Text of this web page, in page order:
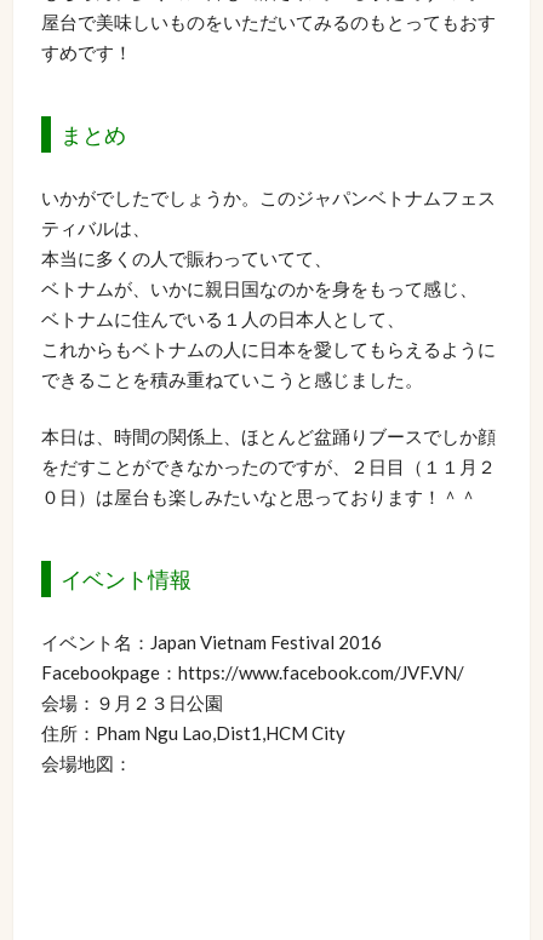
屋台で美味しいものをいただいてみるのもとってもおす
すめです！
まとめ
いかがでしたでしょうか。このジャパンベトナムフェス
ティバルは、
本当に多くの人で賑わっていてて、
ベトナムが、いかに親日国なのかを身をもって感じ、
ベトナムに住んでいる１人の日本人として、
これからもベトナムの人に日本を愛してもらえるように
できることを積み重ねていこうと感じました。
本日は、時間の関係上、ほとんど盆踊りブースでしか顔
をだすことができなかったのですが、２日目（１１月２
０日）は屋台も楽しみたいなと思っております！＾＾
イベント情報
イベント名：Japan Vietnam Festival 2016
Facebookpage：https://www.facebook.com/JVF.VN/
会場：９月２３日公園
住所：Pham Ngu Lao,Dist1,HCM City
会場地図：